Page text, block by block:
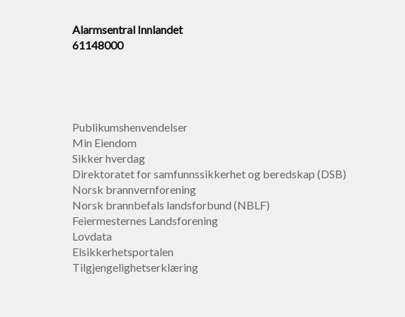
Alarmsentral Innlandet
61148000
Publikumshenvendelser
Min Eiendom
Sikker hverdag
Direktoratet for samfunnssikkerhet og beredskap (DSB)
Norsk brannvernforening
Norsk brannbefals landsforbund (NBLF)
Feiermesternes Landsforening
Lovdata
Elsikkerhetsportalen
Tilgjengelighetserklæring